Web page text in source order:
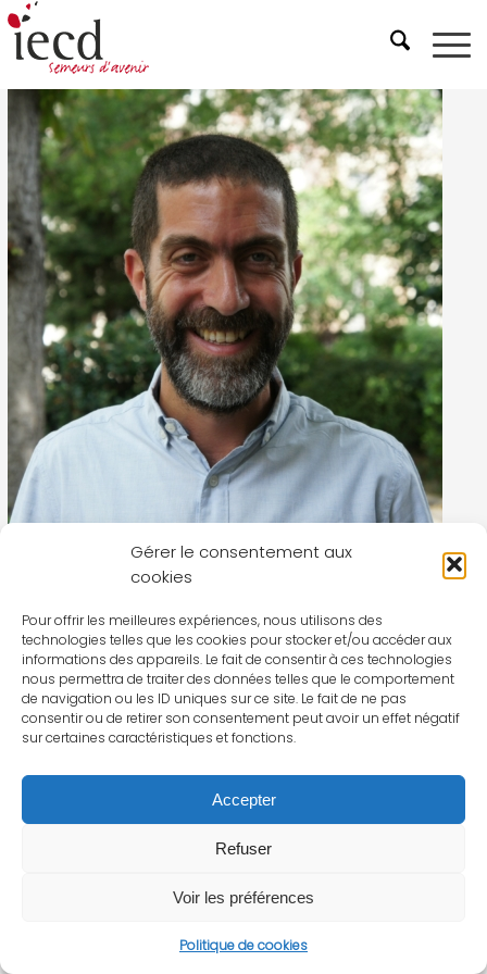
Gérer le consentement aux
cookies
Pour offrir les meilleures expériences, nous utilisons des
technologies telles que les cookies pour stocker et/ou accéder aux
informations des appareils. Le fait de consentir à ces technologies
nous permettra de traiter des données telles que le comportement
de navigation ou les ID uniques sur ce site. Le fait de ne pas
consentir ou de retirer son consentement peut avoir un effet négatif
sur certaines caractéristiques et fonctions.
Accepter
Refuser
Voir les préférences
Politique de cookies